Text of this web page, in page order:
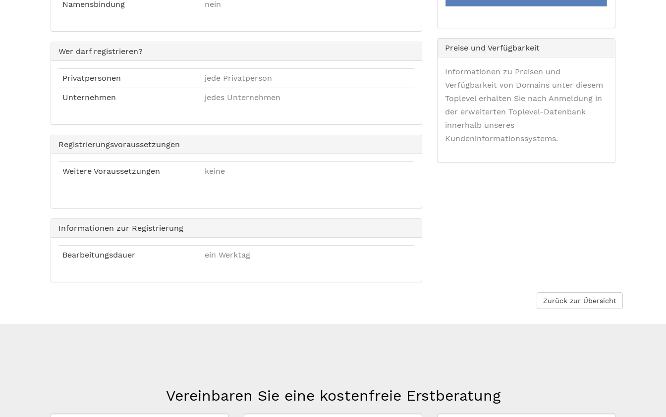
Namensbindung nein
Wer darf registrieren?
Privatpersonen jede Privatperson
Unternehmen jedes Unternehmen
Registrierungsvoraussetzungen
Weitere Voraussetzungen keine
Informationen zur Registrierung
Bearbeitungsdauer ein Werktag
Preise und Verfügbarkeit
Informationen zu Preisen und
Verfügbarkeit von Domains unter diesem
Toplevel erhalten Sie nach Anmeldung in
der erweiterten Toplevel-Datenbank
innerhalb unseres
Kundeninformationssystems.
Zurück zur Übersicht
Vereinbaren Sie eine kostenfreie Erstberatung